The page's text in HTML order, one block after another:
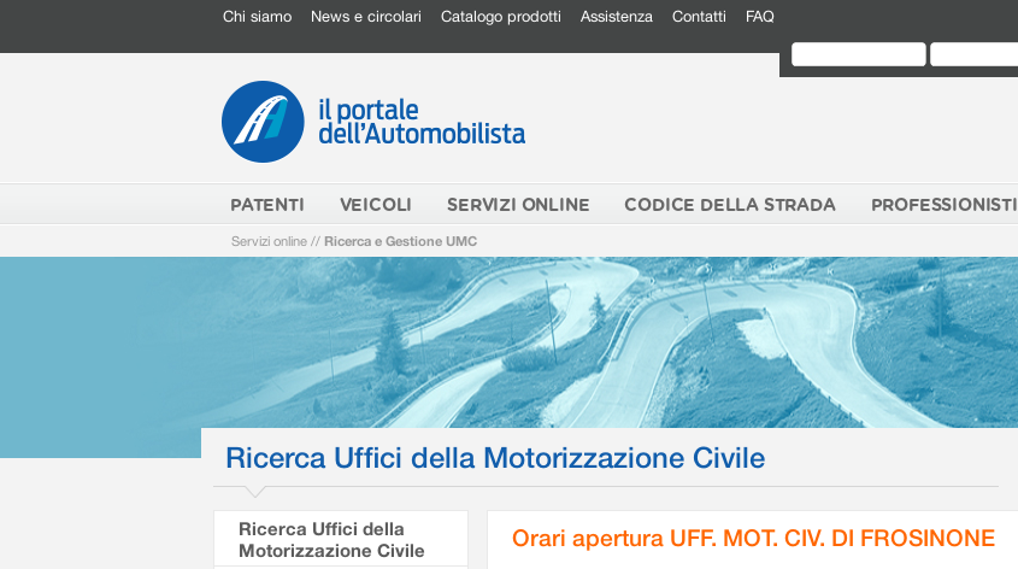
Chi siamo News e circolari Catalogo prodotti Assistenza Contatti FAQ
PATENTI VEICOLI SERVIZI ONLINE CODICE DELLA STRADA PROFESSIONISTI
Servizi online // Ricerca e Gestione UMC
Ricerca Uffici della Motorizzazione Civile
Ricerca Uffici della
Motorizzazione Civile
Orari apertura UFF. MOT. CIV. DI FROSINONE